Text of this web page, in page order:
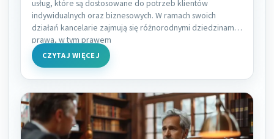
usług, które są dostosowane do potrzeb klientów
indywidualnych oraz biznesowych. W ramach swoich
działań kancelarie zajmują się różnorodnymi dziedzinami
prawa, w tym prawem
CZYTAJ WIĘCEJ